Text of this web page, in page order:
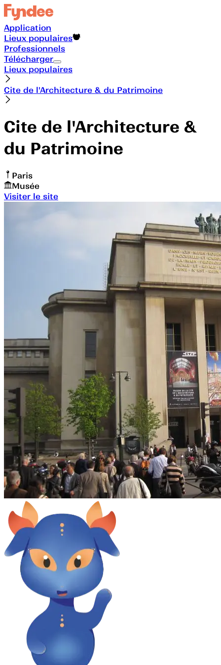
Application
Lieux populaires
Professionnels
Télécharger
Lieux populaires
Cite de l'Architecture & du Patrimoine
Cite de l'Architecture &
du Patrimoine
Paris
Musée
Visiter le site